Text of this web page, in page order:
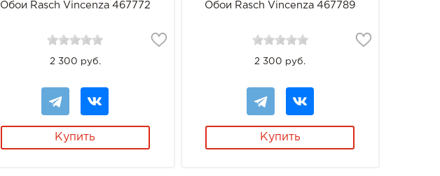
Обои Rasch Vincenza 467772
2 300 руб.
Купить
Обои Rasch Vincenza 467789
2 300 руб.
Купить